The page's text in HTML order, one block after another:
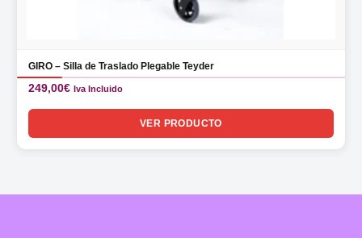
GIRO – Silla de Traslado Plegable Teyder
249,00€ Iva Incluido
VER PRODUCTO